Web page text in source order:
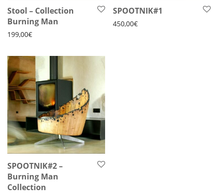
Stool – Collection
Burning Man
199,00€
SPOOTNIK#1
450,00€
SPOOTNIK#2 –
Burning Man
Collection